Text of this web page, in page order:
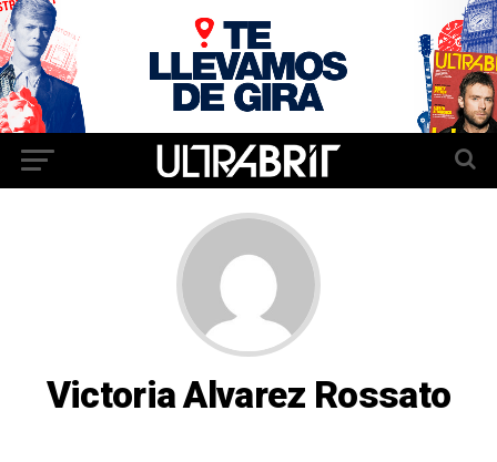
Victoria Alvarez Rossato